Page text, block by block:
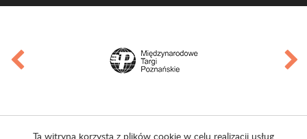
Ta witryna korzysta z plików cookie w celu realizacji usług